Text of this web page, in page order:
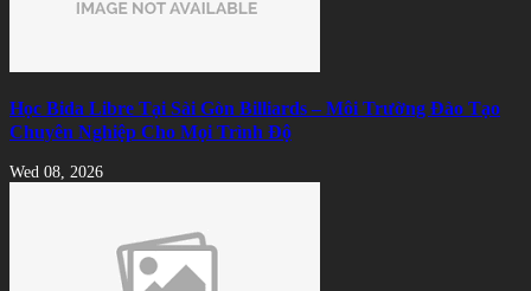
Học Bida Libre Tại Sài Gòn Billiards – Môi Trường Đào Tạo
Chuyên Nghiệp Cho Mọi Trình Độ
Wed 08, 2026